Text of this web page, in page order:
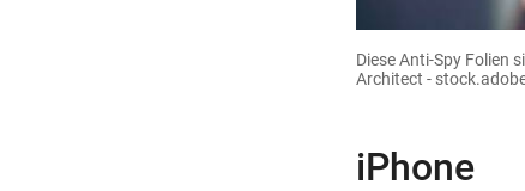
Diese Anti-Spy Folien
Architect -
iPhone